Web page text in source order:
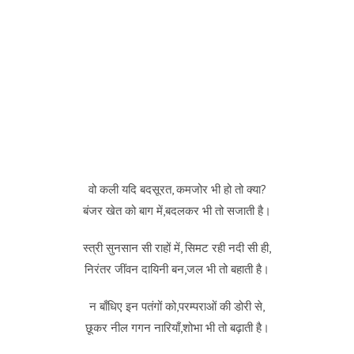
वो कली यदि बदसूरत, कमजोर भी हो तो क्या?
बंजर खेत को बाग में,बदलकर भी तो सजाती है।
स्त्री सुनसान सी राहों में, सिमट रही नदी सी ही,
निरंतर जींवन दायिनी बन,जल भी तो बहाती है।
न बाँधिए इन पतंगों को,परम्पराओं की डोरी से,
छूकर नील गगन नारियाँ,शोभा भी तो बढ़ाती है।